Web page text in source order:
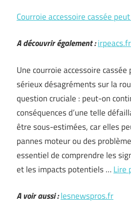
Courroie accessoire cassée
A découvrir également :irpeacs.fr
Une courroie accessoire cassée
sérieux désagréments sur la
question cruciale : peut-on
conséquences d’une telle
être sous-estimées, car elles
pannes moteur ou des
essentiel de comprendre les
et les impacts potentiels …Lire
A voir aussi :lesnewspros.fr